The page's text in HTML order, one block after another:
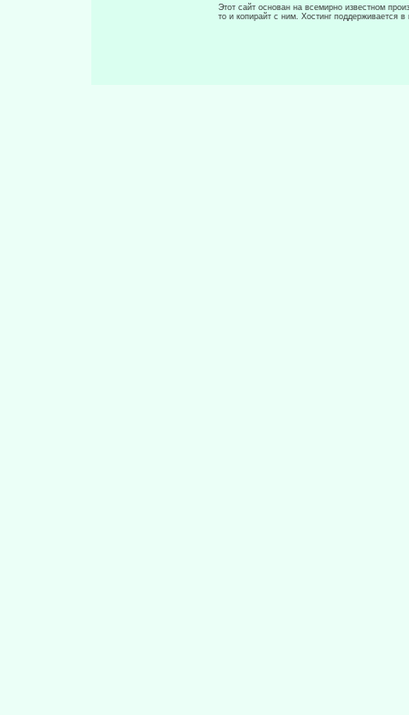
Этот сайт основан на всемирно известном
то и копирайт с ним. Хостинг поддерживается